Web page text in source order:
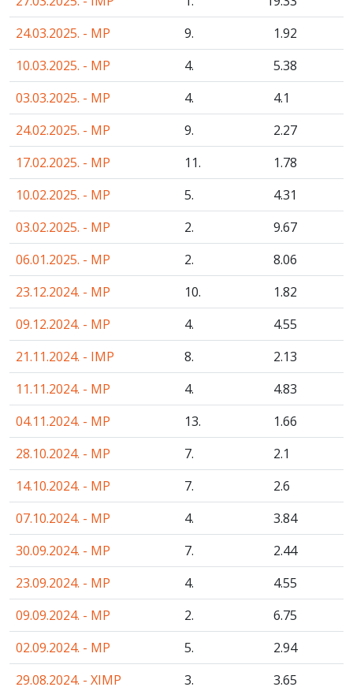
24.03.2025. - MP
9. 1.92
10.03.2025. - MP
4. 5.38
03.03.2025. - MP
4. 4.1
24.02.2025. - MP
9. 2.27
17.02.2025. - MP
11. 1.78
10.02.2025. - MP
5. 4.31
03.02.2025. - MP
2. 9.67
06.01.2025. - MP
2. 8.06
23.12.2024. - MP
10. 1.82
09.12.2024. - MP
4. 4.55
21.11.2024. - IMP
8. 2.13
11.11.2024. - MP
4. 4.83
04.11.2024. - MP
13. 1.66
28.10.2024. - MP
7. 2.1
14.10.2024. - MP
7. 2.6
07.10.2024. - MP
4. 3.84
30.09.2024. - MP
7. 2.44
23.09.2024. - MP
4. 4.55
09.09.2024. - MP
2. 6.75
02.09.2024. - MP
5. 2.94
29.08.2024. - XIMP
3. 3.65